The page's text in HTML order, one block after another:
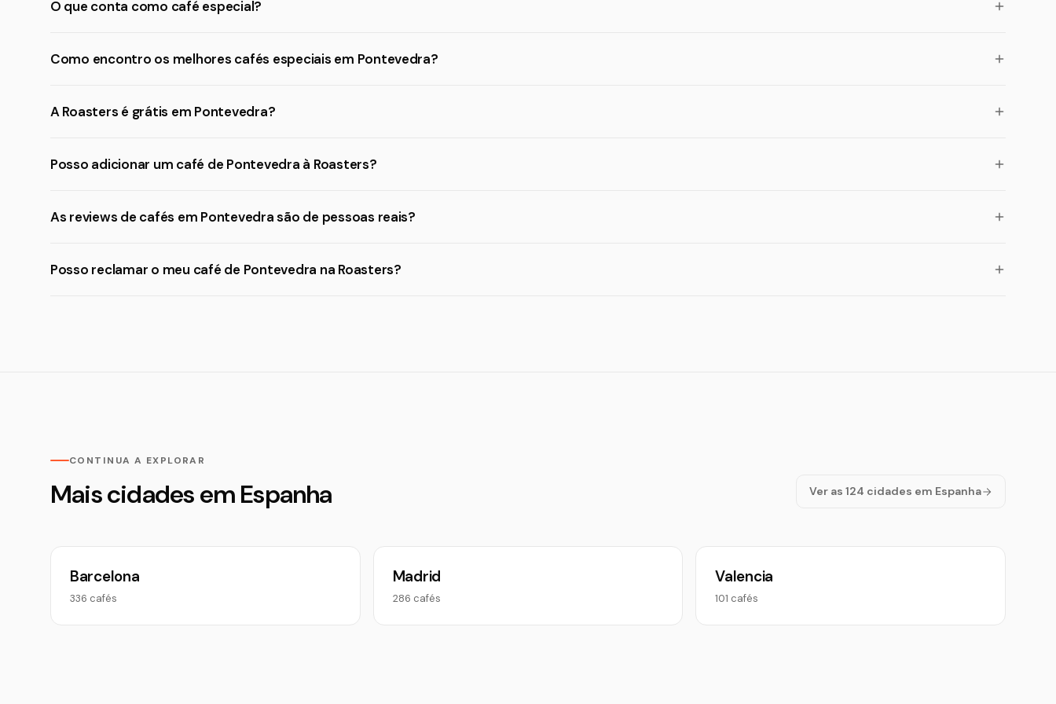
O que conta como café especial?
Como encontro os melhores cafés especiais em Pontevedra?
A Roasters é grátis em Pontevedra?
Posso adicionar um café de Pontevedra à Roasters?
As reviews de cafés em Pontevedra são de pessoas reais?
Posso reclamar o meu café de Pontevedra na Roasters?
CONTINUA A EXPLORAR
Mais cidades em Espanha Ver as 124 cidades em Espanha
Barcelona
336 cafés
Madrid
286 cafés
Valencia
101 cafés